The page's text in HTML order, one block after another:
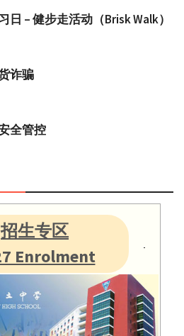
– 健步走活动（Brisk Walk）
诈骗
全管控
招生专区
Enrolment